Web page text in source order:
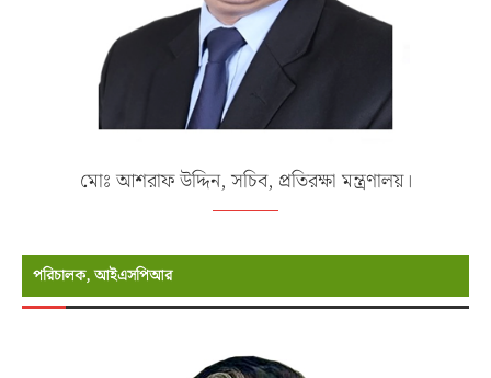
মোঃ আশরাফ উদ্দিন, সচিব, প্রতিরক্ষা মন্ত্রণালয়।
পরিচালক, আইএসপিআর